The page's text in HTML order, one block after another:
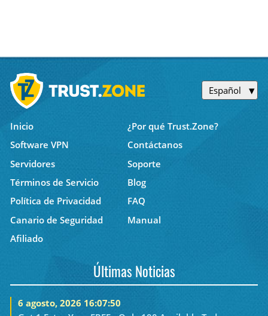
Español
Inicio
¿Por qué Trust.Zone?
Software VPN
Contáctanos
Servidores
Soporte
Términos de Servicio
Blog
Política de Privacidad
FAQ
Canario de Seguridad
Manual
Afiliado
Últimas Noticias
6 agosto, 2026 16:07:50